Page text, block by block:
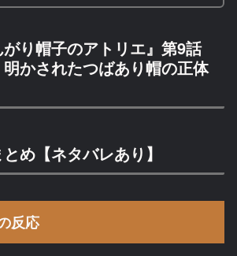
り帽子のアトリエ』第9話
かされたつばあり帽の正体
め【ネタバレあり】
反応